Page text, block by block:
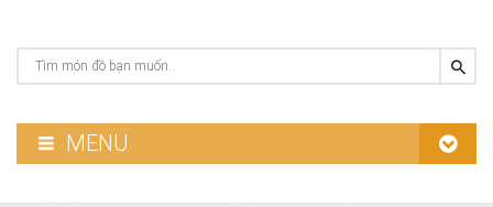
MENU